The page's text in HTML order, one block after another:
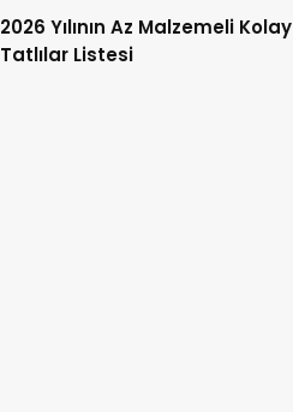
2026 Yılının Az Malzemeli Kolay
Tatlılar Listesi